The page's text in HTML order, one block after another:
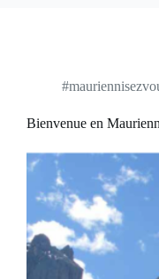
Bienvenue en